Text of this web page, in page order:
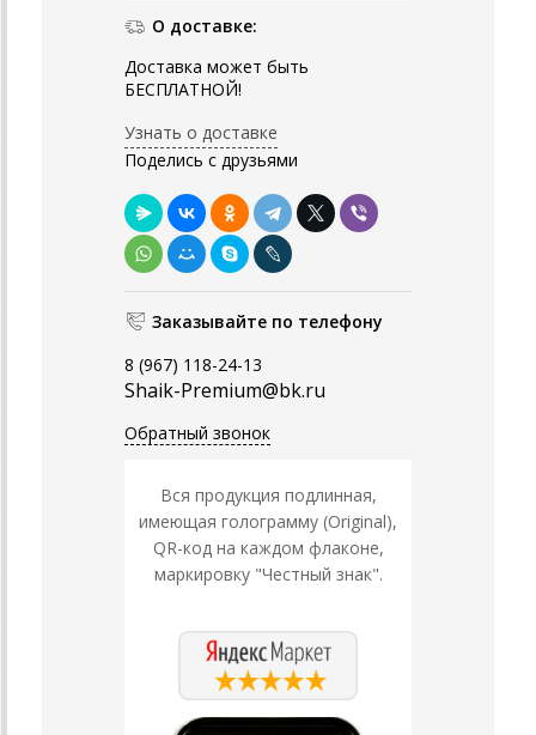
О доставке:
Доставка может быть
БЕСПЛАТНОЙ!
Узнать о доставке
Поделись с друзьями
Заказывайте по телефону
8 (967) 118-24-13
Shaik-Premium@bk.ru
Обратный звонок
Вся продукция подлинная,
имеющая голограмму (Original),
QR-код на каждом флаконе,
маркировку "Честный знак".